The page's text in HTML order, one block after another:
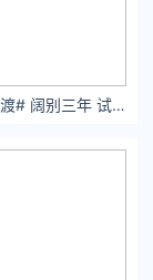
宋轶 #长风渡# 阔别三年 试玉归来[心]